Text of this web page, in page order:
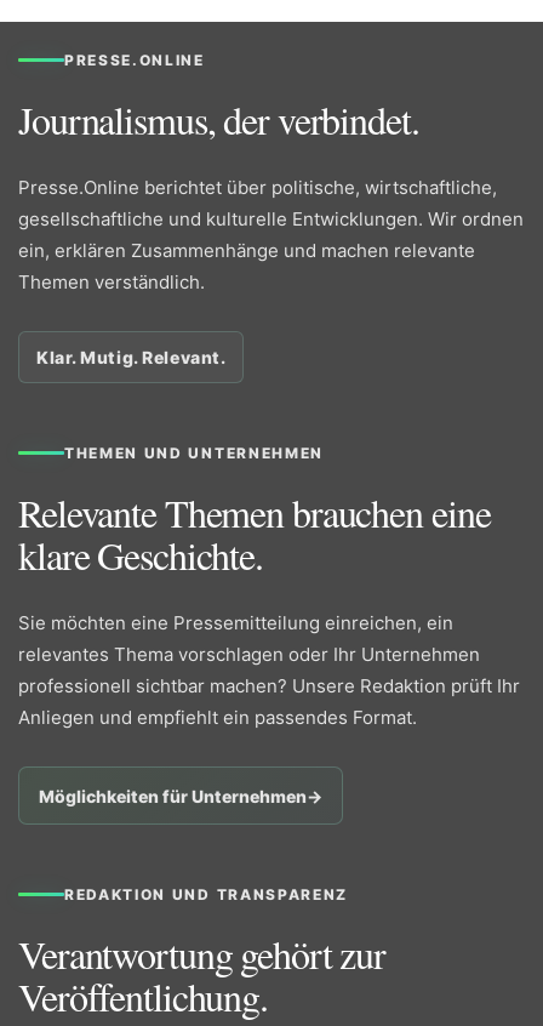
PRESSE.ONLINE
Journalismus, der verbindet.
Presse.Online berichtet über politische, wirtschaftliche,
gesellschaftliche und kulturelle Entwicklungen. Wir ordnen
ein, erklären Zusammenhänge und machen relevante
Themen verständlich.
Klar. Mutig. Relevant.
THEMEN UND UNTERNEHMEN
Relevante Themen brauchen eine
klare Geschichte.
Sie möchten eine Pressemitteilung einreichen, ein
relevantes Thema vorschlagen oder Ihr Unternehmen
professionell sichtbar machen? Unsere Redaktion prüft Ihr
Anliegen und empfiehlt ein passendes Format.
Möglichkeiten für Unternehmen→
REDAKTION UND TRANSPARENZ
Verantwortung gehört zur
Veröffentlichung.